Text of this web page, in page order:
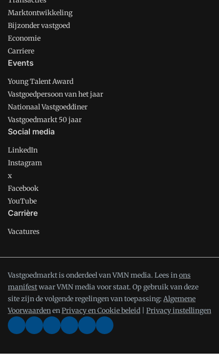
Marktontwikkeling
Bijzonder vastgoed
Economie
Carriere
Events
Young Talent Award
Vastgoedpersoon van het jaar
Nationaal Vastgoeddiner
Vastgoedmarkt 50 jaar
Social media
LinkedIn
Instagram
x
Facebook
YouTube
Carrière
Vacatures
Vastgoedmarkt is onderdeel van VMN media. Lees inons
manifestwaar VMN media voor staat. Op gebruik van deze
site zijn de volgende regelingen van toepassing: Algemene
VoorwaardenenPrivacy en Cookie beleid Privacy instellingen